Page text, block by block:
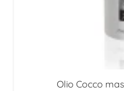
Olio Cocco